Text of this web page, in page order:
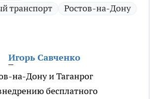
транспорт
Ростов-на-Дону
Игорь Савченко
на-Дону и Таганрог
бесплатного